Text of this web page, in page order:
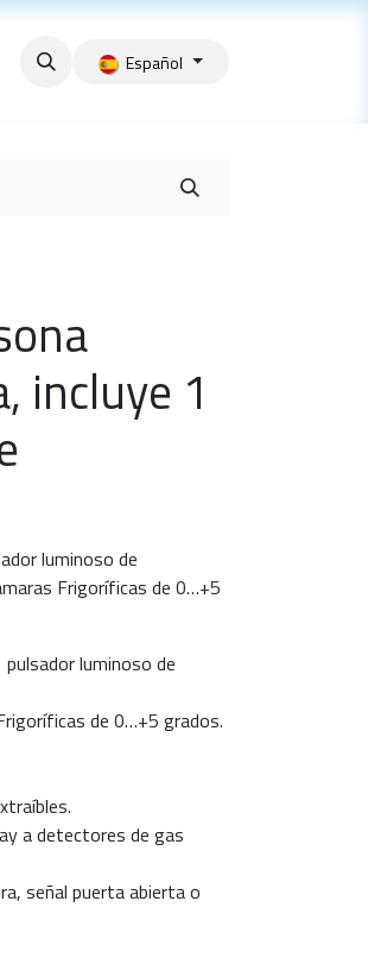
Español
incluye 1
luminoso de
Frigoríficas de 0…+5
luminoso de
de 0…+5 grados.
a detectores de gas
señal puerta abierta o